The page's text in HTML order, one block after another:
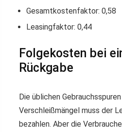
Gesamtkostenfaktor: 0,58
Leasingfaktor: 0,44
Folgekosten bei
Rückgabe
Die üblichen
Verschleißmängel muss der
bezahlen. Aber die